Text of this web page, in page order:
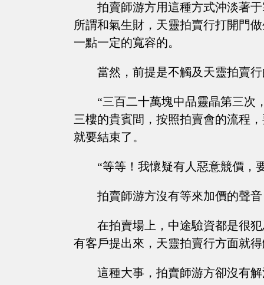
拍賣師游方用這種方式沖淡著
所謂和氣生財，天靈拍賣行打開門
一點一定的寬容的。
當然，前提是不觸及天靈拍賣
“三百二十萬塊中品靈晶第三次
三樓的貴賓間，按照拍賣會的流程
就要結束了。
“等等！我懷疑有人惡意競價，
拍賣師游方沒有等來加價的聲
在拍賣場上，中途驗資都是很
有客戶提出來，天靈拍賣行方面就
這種大事，拍賣師游方卻沒有